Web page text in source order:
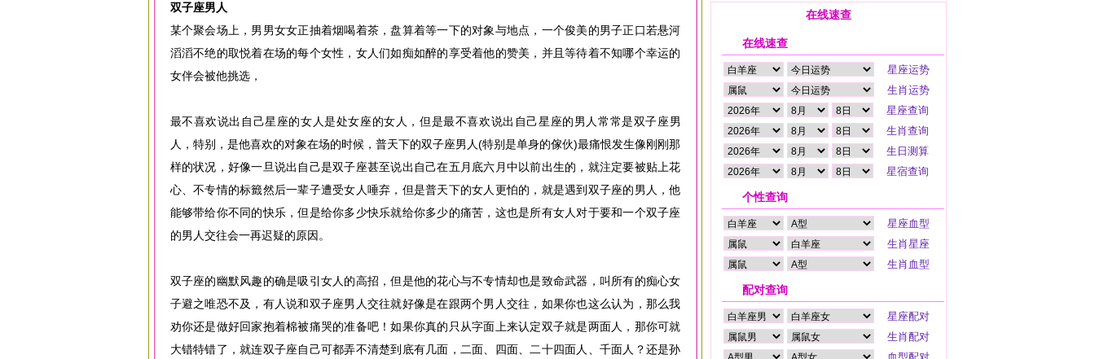
双子座男人
某个聚会场上，男男女女正抽着烟喝着茶，盘算着等一下的对象与地点，一个俊美的男子正口若悬河
滔滔不绝的取悦着在场的每个女性，女人们如痴如醉的享受着他的赞美，并且等待着不知哪个幸运的
女伴会被他挑选，
最不喜欢说出自己星座的女人是处女座的女人，但是最不喜欢说出自己星座的男人常常是双子座男
人，特别，是他喜欢的对象在场的时候，普天下的双子座男人(特别是单身的傢伙)最痛恨发生像刚刚那
样的状况，好像一旦说出自己是双子座甚至说出自己在五月底六月中以前出生的，就注定要被贴上花
心、不专情的标籤然后一辈子遭受女人唾弃，但是普天下的女人更怕的，就是遇到双子座的男人，他
能够带给你不同的快乐，但是给你多少快乐就给你多少的痛苦，这也是所有女人对于要和一个双子座
的男人交往会一再迟疑的原因。
双子座的幽默风趣的确是吸引女人的高招，但是他的花心与不专情却也是致命武器，叫所有的痴心女
子避之唯恐不及，有人说和双子座男人交往就好像是在跟两个男人交往，如果你也这么认为，那么我
劝你还是做好回家抱着棉被痛哭的准备吧！如果你真的只从字面上来认定双子就是两面人，那你可就
大错特错了，就连双子座自己可都弄不清楚到底有几面，二面、四面、二十四面人、千面人？还是孙
在线速查
在线速查
个性查询
配对查询